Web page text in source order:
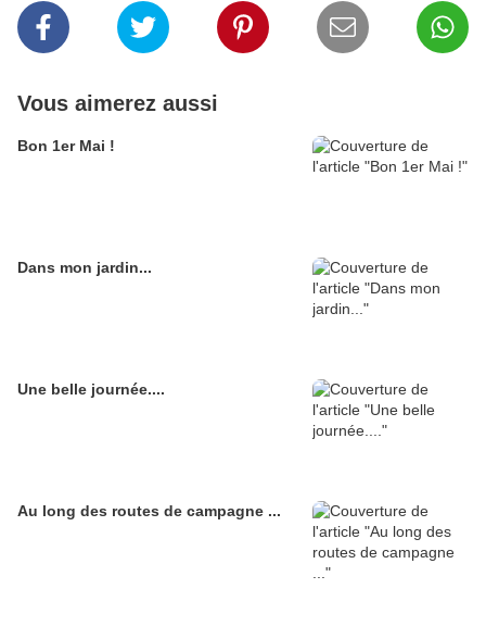
Vous aimerez aussi
Bon 1er Mai !
Dans mon jardin...
Une belle journée....
Au long des routes de campagne ...